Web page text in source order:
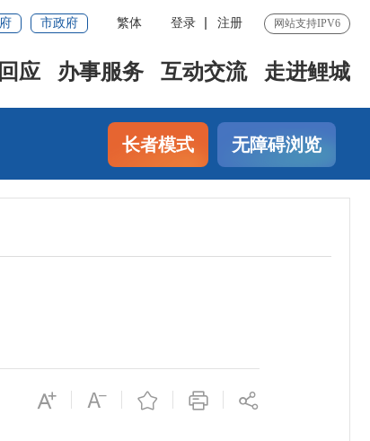
市政府 繁体 登录 注册 网站支持IPV6
应 办事服务 互动交流 走进鲤城
长者模式 无障碍浏览